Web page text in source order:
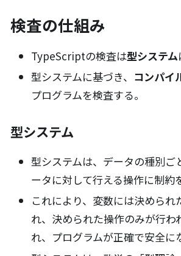
検査の仕組み
TypeScriptの検査は型システム
型システムに基づき、 コンパイ
プログラムを検査する。
型システム
型システムは、データの種別ご
ータに対して行える操作に制約
これにより、変数には決められ
れ、決められた操作のみが行わ
れ、プログラムが正確で安全に